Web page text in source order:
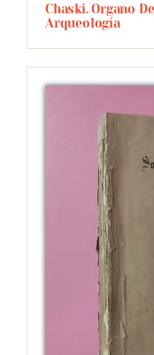
Chaski. Organo
Arqueología